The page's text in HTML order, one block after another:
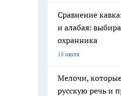
Сравнение
и алабая:
охранника
15 июля
Мелочи,
русскую речь и